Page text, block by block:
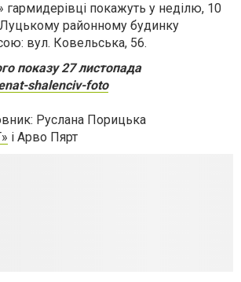
гармидерівці покажуть у неділю, 10
районному будинку
вул. Ковельська, 56.
показу 27 листопада
shalenciv-foto
Руслана Порицька
і Арво Пярт